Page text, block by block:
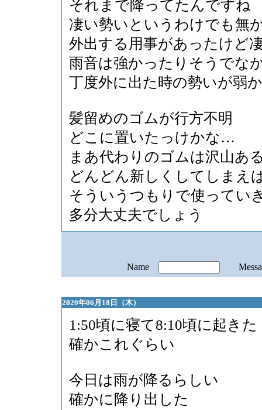
それまで降ってたんですね
凄い勢いというわけでも無
外出する用事があったけど
雨音は強かったりそうでな
丁度外に出た時の勢いが弱
髪留めのゴムが行方不明
どこに置いたっけかな…
まあ代わりのゴムは沢山あ
どんどん新しくしてしまえ
そういうつもりで使ってい
多分大丈夫でしょう
Name
2020年06月18日（木）
1:50頃に寝て8:10頃に起きた
確かこれぐらい
今日は雨が降るらしい
確かに降り出した